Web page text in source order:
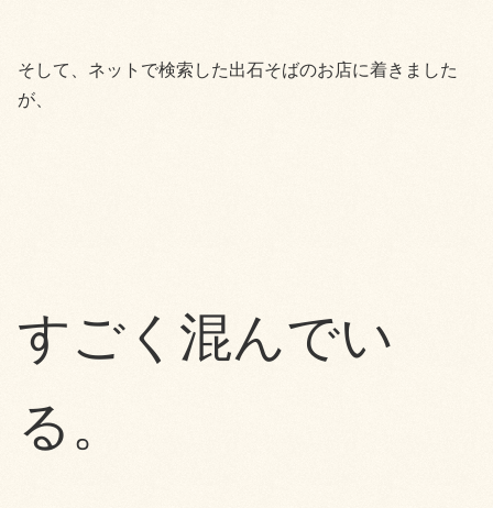
そして、ネットで検索した出石そばのお店に着きました
が、
すごく混んでい
る。